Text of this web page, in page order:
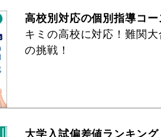
高校別対応の個別指導コー
キミの高校に対応！難関
の挑戦！
大学入試偏差値ランキング